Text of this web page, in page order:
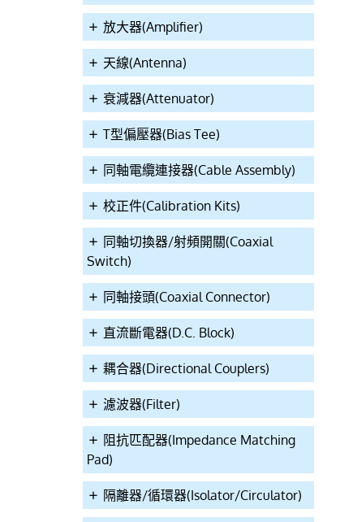
放大器(Amplifier)
天線(Antenna)
衰減器(Attenuator)
T型偏壓器(Bias Tee)
同軸電纜連接器(Cable Assembly)
校正件(Calibration Kits)
同軸切換器/射頻開關(Coaxial
Switch)
同軸接頭(Coaxial Connector)
直流斷電器(D.C. Block)
耦合器(Directional Couplers)
濾波器(Filter)
阻抗匹配器(Impedance Matching
Pad)
隔離器/循環器(Isolator/Circulator)